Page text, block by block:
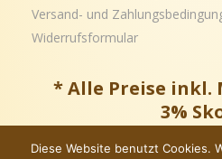
Versand- und
Widerrufsformular
* Alle Preise inkl.
3%
Diese Website benutzt Cookies.